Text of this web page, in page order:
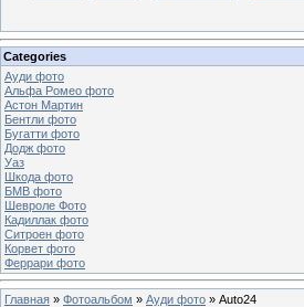
Categories
Ауди фото
Альфа Ромео фото
Астон Мартин
Бентли фото
Бугатти фото
Додж фото
Уаз
Шкода фото
БМВ фото
Шевроле Фото
Кадиллак фото
Ситроен фото
Корвет фото
Феррари фото
Главная » Фотоальбом » Ауди фото » Auto24